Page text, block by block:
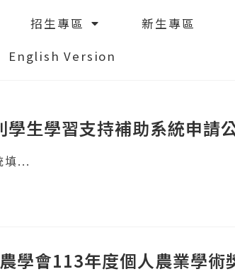
招生專區 新生專區
English Version
生學習支持補助系統申請
填...
學會113年度個人農業學術